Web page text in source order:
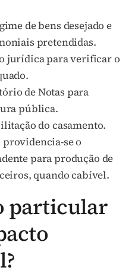
de bens desejado e
pretendidas.
jurídica para verificar o
de Notas para
pública.
do casamento.
providencia-se o
para produção de
quando cabível.
particular